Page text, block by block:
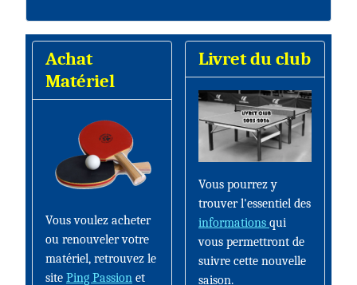
Achat
Matériel
Vous voulez acheter
ou renouveler votre
matériel, retrouvez le
site Ping Passion et
Livret du club
Vous pourrez y
trouver l'essentiel des
informations qui
vous permettront de
suivre cette nouvelle
saison.